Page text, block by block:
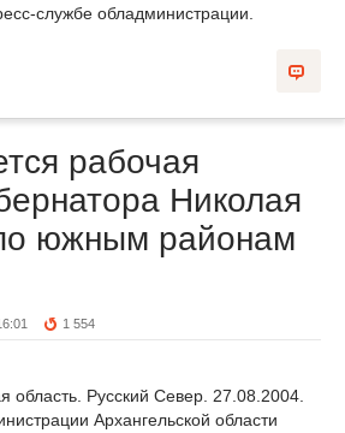
службе обладминистрации.
рабочая
Николая
южным районам
1 554
область. Русский Север. 27.08.2004.
Архангельской области